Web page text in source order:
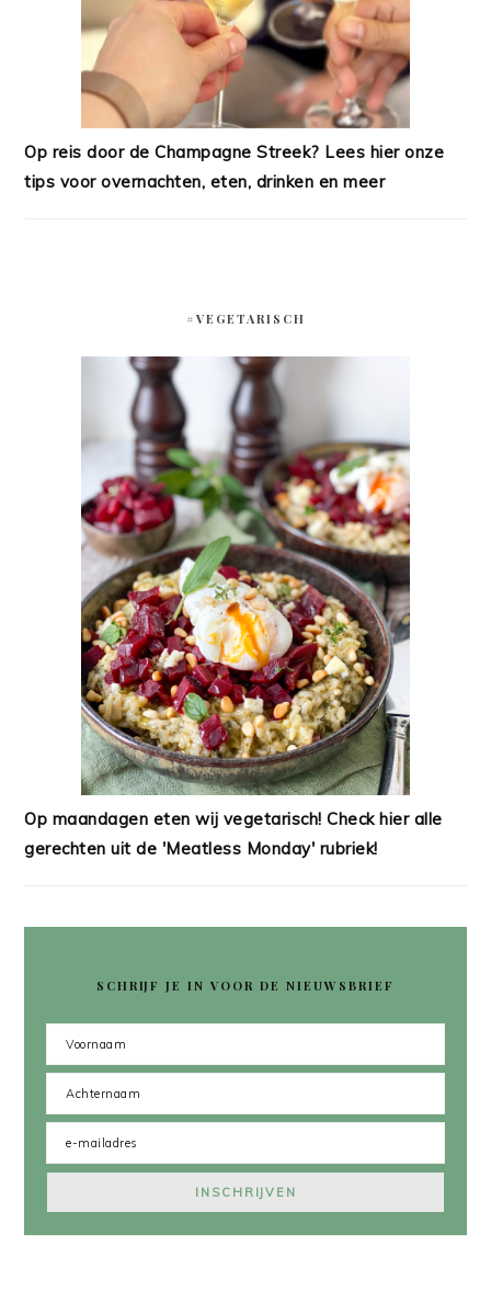
Op reis door de Champagne Streek? Lees hier onze
tips voor overnachten, eten, drinken en meer
#VEGETARISCH
Op maandagen eten wij vegetarisch! Check hier alle
gerechten uit de 'Meatless Monday' rubriek!
SCHRIJF JE IN VOOR DE NIEUWSBRIEF